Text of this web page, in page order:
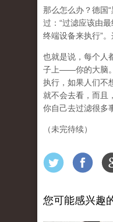
那么怎么办？德国
过：“过滤应该由
终端设备来执行”。
也就是说，每个人
子上——你的大脑
执行，如果人们不
就不会去看，而且
你自己去过滤很多
（未完待续）
您可能感兴趣